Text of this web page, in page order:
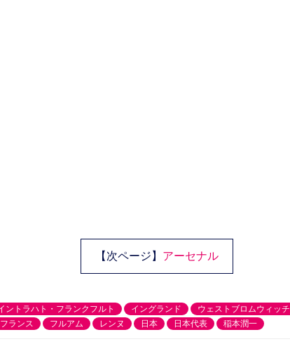
【次ページ】 アーセナル
ントラハト・フランクフルト イングランド ウェストブロムウィッチ
フランス フルアム レンヌ 日本 日本代表 稲本潤一